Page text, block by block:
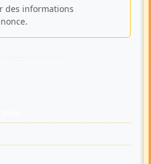
des informations